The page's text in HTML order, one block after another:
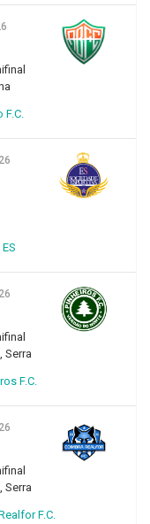
F.C.
Serra
F.C.
Serra
F.C.